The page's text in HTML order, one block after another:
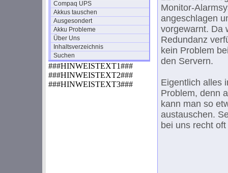
Compaq UPS
Akkus tauschen
Ausgesondert
Akku Probleme
Über Uns
Inhaltsverzeichnis
Suchen
###HINWEISTEXT1###
###HINWEISTEXT2###
###HINWEISTEXT3###
Monitor-
angeschlagen
vorgewarnt. Da
Redundanz
kein Problem
den Servern.
Eigentlich alles
Problem, denn
kann man so
austauschen.
bei uns recht